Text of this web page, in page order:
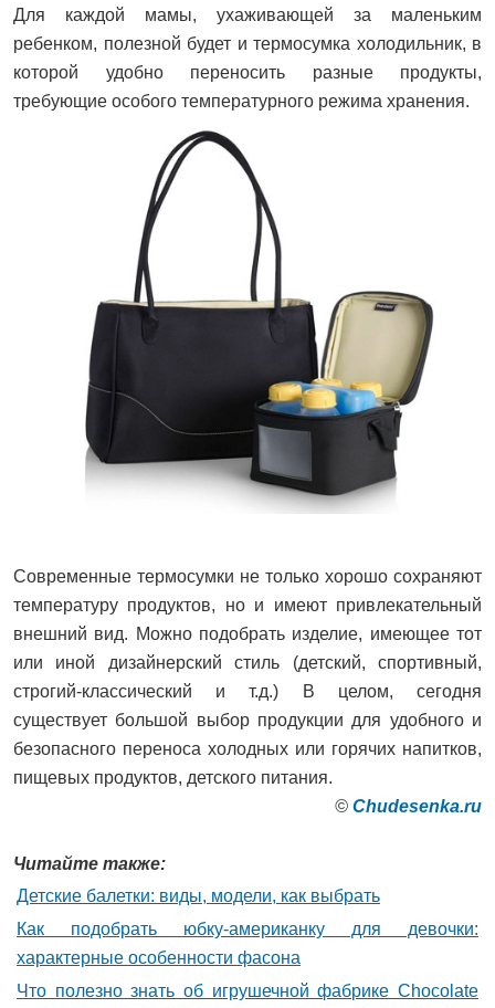
Для каждой мамы, ухаживающей за маленьким
ребенком, полезной будет и термосумка холодильник, в
которой удобно переносить разные продукты,
требующие особого температурного режима хранения.
Современные термосумки не только хорошо сохраняют
температуру продуктов, но и имеют привлекательный
внешний вид. Можно подобрать изделие, имеющее тот
или иной дизайнерский стиль (детский, спортивный,
строгий-классический и т.д.) В целом, сегодня
существует большой выбор продукции для удобного и
безопасного переноса холодных или горячих напитков,
пищевых продуктов, детского питания.
© Сhudesenka.ru
Читайте также:
Детские балетки: виды, модели, как выбрать
Как подобрать юбку-американку для девочки:
характерные особенности фасона
Что полезно знать об игрушечной фабрике Chocolate